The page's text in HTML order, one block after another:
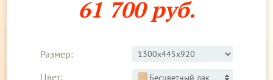
61 700 руб.
Размер:
Цвет:
Бесцветный лак